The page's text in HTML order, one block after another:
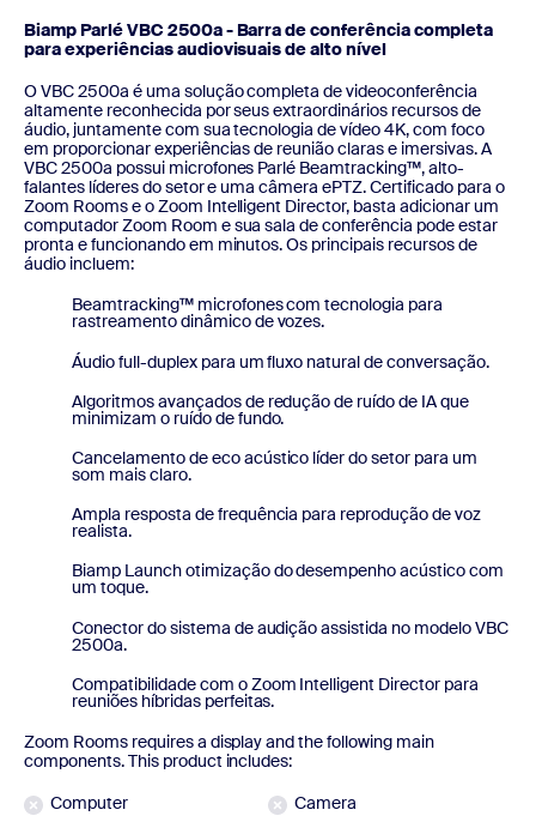
Biamp Parlé VBC 2500a - Barra de conferência completa
para experiências audiovisuais de alto nível
O VBC 2500a é uma solução completa de videoconferência
altamente reconhecida por seus extraordinários recursos de
áudio, juntamente com sua tecnologia de vídeo 4K, com foco
em proporcionar experiências de reunião claras e imersivas. A
VBC 2500a possui microfones Parlé Beamtracking™, alto-
falantes líderes do setor e uma câmera ePTZ. Certificado para o
Zoom Rooms e o Zoom Intelligent Director, basta adicionar um
computador Zoom Room e sua sala de conferência pode estar
pronta e funcionando em minutos. Os principais recursos de
áudio incluem:
Beamtracking™ microfones com tecnologia para
rastreamento dinâmico de vozes.
Áudio full-duplex para um fluxo natural de conversação.
Algoritmos avançados de redução de ruído de IA que
minimizam o ruído de fundo.
Cancelamento de eco acústico líder do setor para um
som mais claro.
Ampla resposta de frequência para reprodução de voz
realista.
Biamp Launch otimização do desempenho acústico com
um toque.
Conector do sistema de audição assistida no modelo VBC
2500a.
Compatibilidade com o Zoom Intelligent Director para
reuniões híbridas perfeitas.
Zoom Rooms requires a display and the following main
components. This product includes:
Computer
Camera